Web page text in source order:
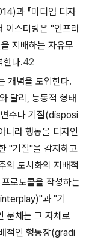
과 『미디엄 디자
이스터링은 "인프라
지배하는 자유무
한다.42
개념을 도입한다.
달리, 능동적 형태
수나 기질(disposi
니라 행동을 디자인
"기질"을 감지하고
의 도시화의 지배적
로토콜을 작성하는
과 "기
문체는 그 자체로
적인 행동장(gradi